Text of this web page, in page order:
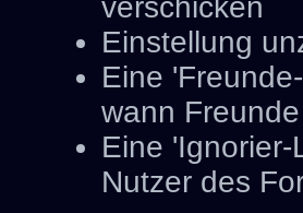
verschicken
Einstellung
Eine
wann
Eine
Nutzer des